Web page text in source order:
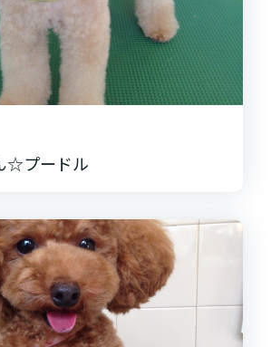
☆プードル